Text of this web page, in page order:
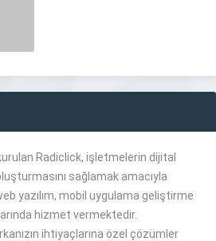
Radiclick, işletmelerin dijital
sağlamak amacıyla
yazılım, mobil uygulama geliştirme
hizmet vermektedir.
ihtiyaçlarına özel çözümler